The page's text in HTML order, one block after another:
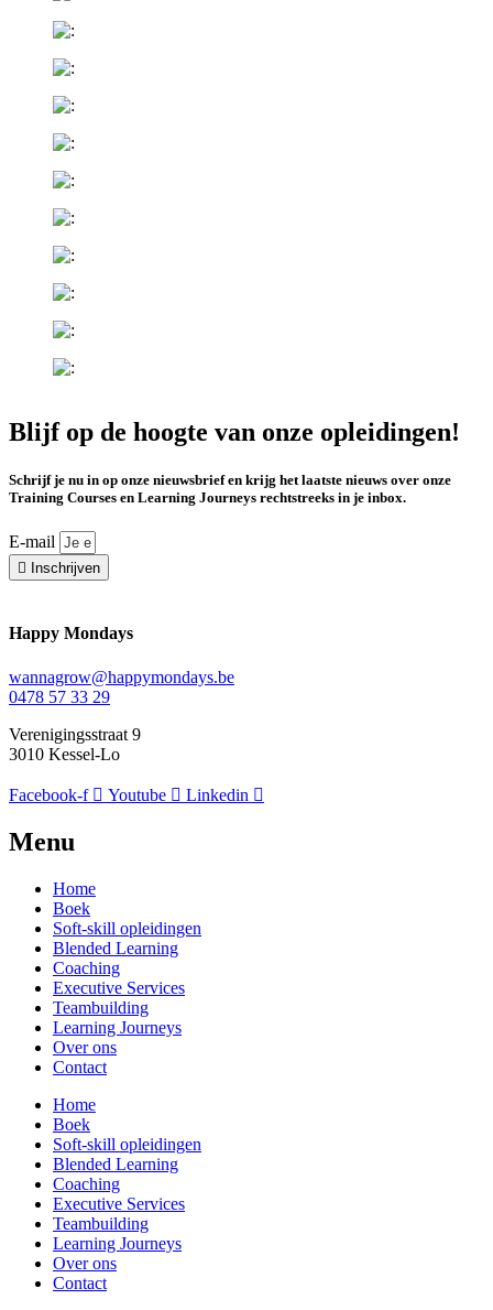
Blijf op de hoogte van onze opleidingen!
Schrijf je nu in op onze nieuwsbrief en krijg het laatste nieuws over onze
Training Courses en Learning Journeys rechtstreeks in je inbox.
E-mail
Inschrijven
Happy Mondays
wannagrow@happymondays.be
0478 57 33 29
Verenigingsstraat 9
3010 Kessel-Lo
Facebook-f Youtube Linkedin
Menu
Home
Boek
Soft-skill opleidingen
Blended Learning
Coaching
Executive Services
Teambuilding
Learning Journeys
Over ons
Contact
Home
Boek
Soft-skill opleidingen
Blended Learning
Coaching
Executive Services
Teambuilding
Learning Journeys
Over ons
Contact